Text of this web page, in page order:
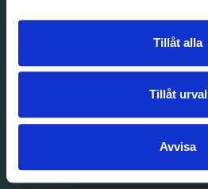
Tillåt alla
Tillåt urval
Avvisa